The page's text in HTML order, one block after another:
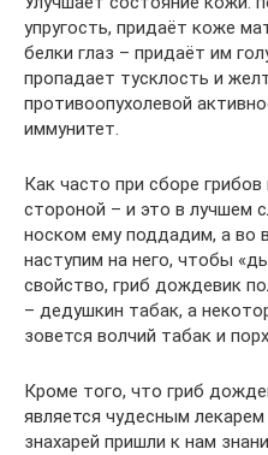
упругость, придаёт коже
белки глаз – придаёт им
пропадает тусклость и
противоопухолевой
иммунитет.
Как часто при сборе
стороной – и это в лучшем
носком ему поддадим, а во
наступим на него, чтобы
свойство, гриб дождевик
– дедушкин табак, а
зовется волчий табак и
Кроме того, что гриб
является чудесным
знахарей пришли к нам